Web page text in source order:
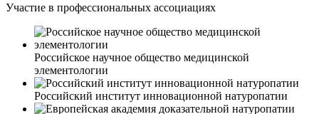
Участие в профессиональных ассоциациях
Российское научное общество медицинской
элементологии
Российский институт инновационной натуропатии